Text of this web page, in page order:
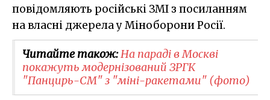
повідомляють російські ЗМІ з посиланням
на власні джерела у Міноборони Росії.
Читайте також:На параді в Москві
покажуть модернізований ЗРГК
"Панцирь-СМ" з "міні-ракетами" (фото)